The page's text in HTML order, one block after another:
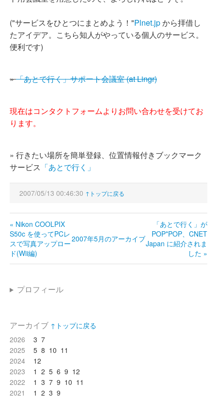
("サービスをひとつにまとめよう！"Plnet.jpから拝借し
たアイデア。こちら知人がやっている個人のサービス。
便利です)
»「あとで行く」サポート会議室 (at Lingr)
現在はコンタクトフォームよりお問い合わせを受けてお
ります。
» 行きたい場所を簡単登録、位置情報付きブックマーク
サービス 「あとで行く」
2007/05/13 00:46:30 ↑トップに戻る
« Nikon COOLPIX
S50c を使ってPCレ
スで写真アップロー
ド(Wii編)
2007年5月のアーカイブ
「あとで行く」が
POP*POP、CNET
Japan に紹介されま
した »
プロフィール
アーカイブ ↑トップに戻る
2026
3 7
2025
5 8 10 11
2024
12
2023
1 2 5 6 9 12
2022
1 3 7 9 10 11
2021
1 2 3 9